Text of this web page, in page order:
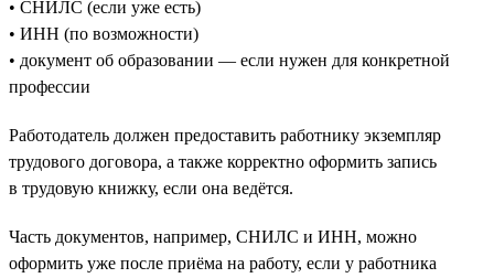
• СНИЛС (если уже есть)
• ИНН (по возможности)
• документ об образовании — если нужен для конкретной
профессии
Работодатель должен предоставить работнику экземпляр
трудового договора, а также корректно оформить запись
в трудовую книжку, если она ведётся.
Часть документов, например, СНИЛС и ИНН, можно
оформить уже после приёма на работу, если у работника